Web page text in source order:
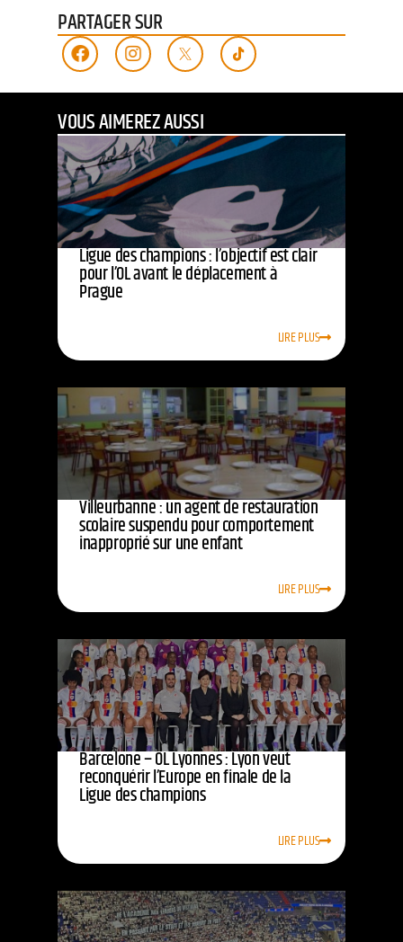
PARTAGER SUR
VOUS AIMEREZ AUSSI
Ligue des champions : l’objectif est clair
pour l’OL avant le déplacement à
Prague
LIRE PLUS
Villeurbanne : un agent de restauration
scolaire suspendu pour comportement
inapproprié sur une enfant
LIRE PLUS
Barcelone – OL Lyonnes : Lyon veut
reconquérir l’Europe en finale de la
Ligue des champions
LIRE PLUS